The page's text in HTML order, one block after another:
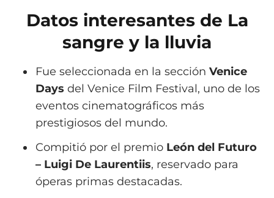
Datos interesantes de La
sangre y la lluvia
Fue seleccionada en la sección Venice
Days del Venice Film Festival, uno de los
eventos cinematográficos más
prestigiosos del mundo.
Compitió por el premio León del Futuro
– Luigi De Laurentiis, reservado para
óperas primas destacadas.